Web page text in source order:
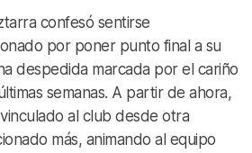
confesó sentirse
por poner punto final a su
despedida marcada por el cariño
semanas. A partir de ahora,
al club desde otra
más, animando al equipo